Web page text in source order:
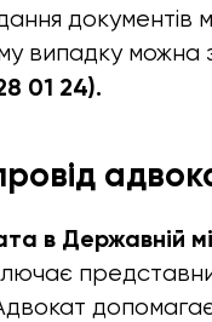
документів
випадку
01 24).
в Державній
допомагає